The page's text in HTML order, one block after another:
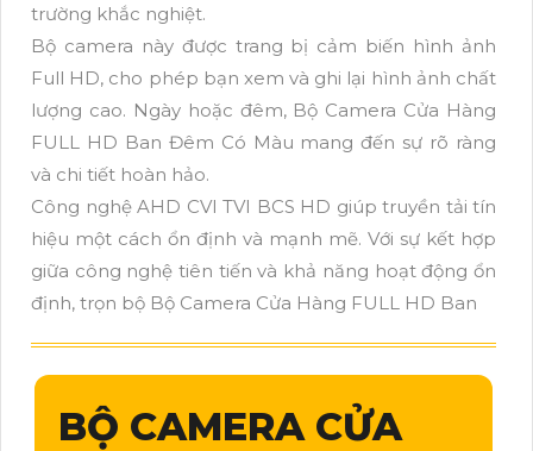
trường khắc nghiệt.
Bộ camera này được trang bị cảm biến hình ảnh
Full HD, cho phép bạn xem và ghi lại hình ảnh chất
lượng cao. Ngày hoặc đêm, Bộ Camera Cửa Hàng
FULL HD Ban Đêm Có Màu mang đến sự rõ ràng
và chi tiết hoàn hảo.
Công nghệ AHD CVI TVI BCS HD giúp truyền tải tín
hiệu một cách ổn định và mạnh mẽ. Với sự kết hợp
giữa công nghệ tiên tiến và khả năng hoạt động ổn
định, trọn bộ Bộ Camera Cửa Hàng FULL HD Ban
BỘ CAMERA CỬA